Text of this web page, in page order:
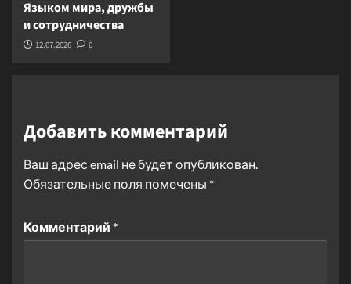
Языком мира, дружбы
и сотрудничества
12.07.2026 0
Добавить комментарий
Ваш адрес email не будет опубликован.
Обязательные поля помечены *
Комментарий *